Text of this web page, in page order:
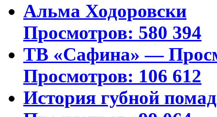
Альма Ходоровски
Просмотров: 580 394
ТВ «Сафина» —
Просмотров: 106 612
История губной